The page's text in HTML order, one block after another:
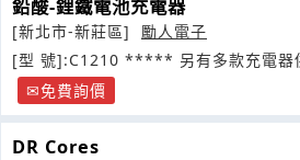
鉛酸-鋰鐵電池充電器
[新北市-新莊區]
勵人電子
[型 號]:C1210 ***** 另有多款充電器
免費詢價
DR Cores